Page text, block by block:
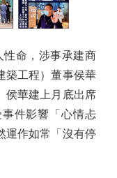
命，涉事承建商
築工程）董事侯華
侯華建上月底出席
件影響「心情忐
運作如常「沒有停